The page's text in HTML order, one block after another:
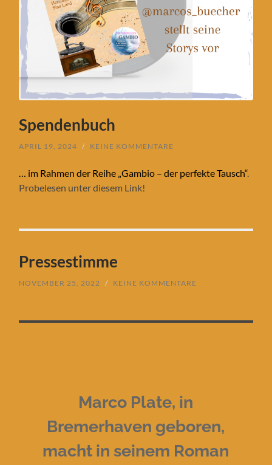
Spendenbuch
APRIL 19, 2024 / KEINE KOMMENTARE
… im Rahmen der Reihe „Gambio – der perfekte Tausch“.
Probelesen unter diesem Link!
Pressestimme
NOVEMBER 25, 2022 / KEINE KOMMENTARE
Marco Plate, in
Bremerhaven geboren,
macht in seinem Roman